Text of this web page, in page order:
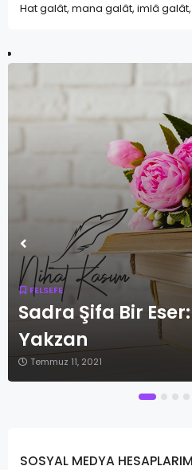
Hat galât, mana galât, imlâ
FELSEFE
Sadra Şifa Bir
Yakzan
Temmuz 11, 2021
SOSYAL MEDYA HESAPLARIM